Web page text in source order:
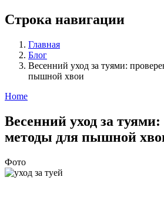
Строка навигации
Главная
Блог
Весенний уход за туями:
пышной хвои
Home
Весенний уход за
методы для пышной
Фото